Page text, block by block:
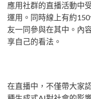
應用社群的直播活動中
運用。同時線上有約
友一同參與在其中。內
享自己的看法。
在直播中，不僅帶大家